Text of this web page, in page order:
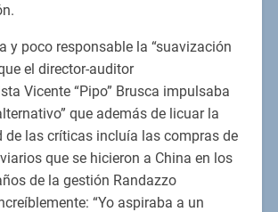
y poco responsable la “suavización
el director-auditor
Vicente “Pipo” Brusca impulsaba
que además de licuar la
de las críticas incluía las compras de
que se hicieron a China en los
de la gestión Randazzo
“Yo aspiraba a un